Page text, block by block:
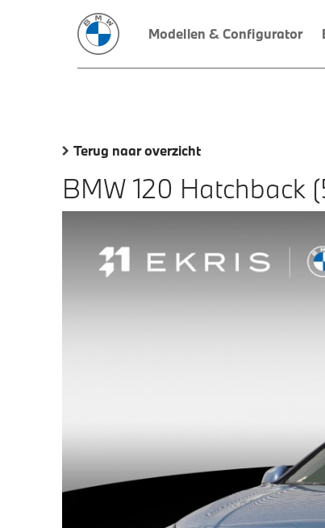
Modellen & Configurator
Terug naar overzicht
BMW 120 Hatchback